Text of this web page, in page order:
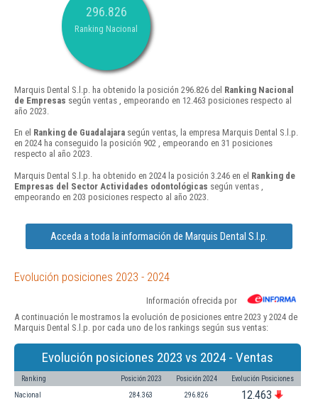
296.826
Ranking Nacional
Marquis Dental S.l.p. ha obtenido la posición 296.826 del Ranking Nacional
de Empresas según ventas , empeorando en 12.463 posiciones respecto al
año 2023.
En el Ranking de Guadalajara según ventas, la empresa Marquis Dental S.l.p.
en 2024 ha conseguido la posición 902 , empeorando en 31 posiciones
respecto al año 2023.
Marquis Dental S.l.p. ha obtenido en 2024 la posición 3.246 en el Ranking de
Empresas del Sector Actividades odontológicas según ventas ,
empeorando en 203 posiciones respecto al año 2023.
Acceda a toda la información de Marquis Dental S.l.p.
Evolución posiciones 2023 - 2024
Información ofrecida por
A continuación le mostramos la evolución de posiciones entre 2023 y 2024 de
Marquis Dental S.l.p. por cada uno de los rankings según sus ventas:
Evolución posiciones 2023 vs 2024 - Ventas
Ranking Posición 2023 Posición 2024 Evolución Posiciones
Nacional 284.363 296.826 12.463